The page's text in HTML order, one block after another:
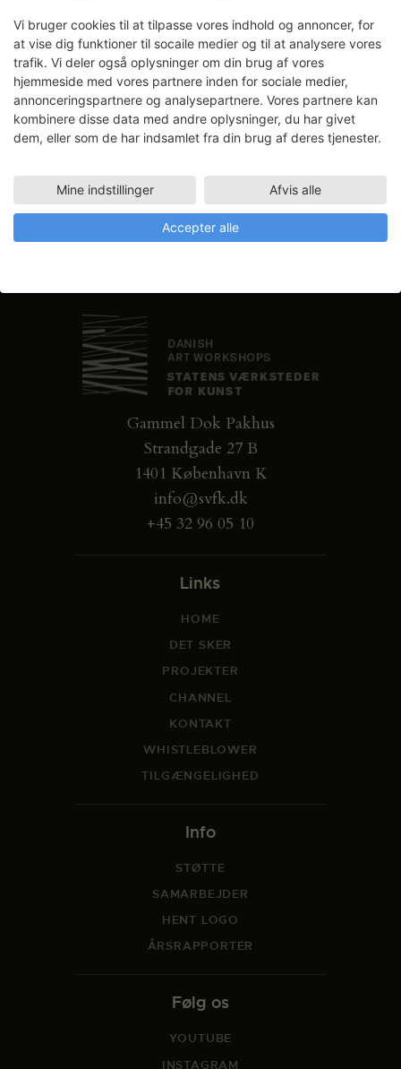
Nyhedsbrev
Få ansøgningsfrister, arrangementer
og artikler direkte i din indbakke.
Gammel Dok Pakhus
Strandgade 27 B
1401 København K
info@svfk.dk
+45 32 96 05 10
Links
HOME
DET SKER
PROJEKTER
CHANNEL
KONTAKT
WHISTLEBLOWER
TILGÆNGELIGHED
Info
STØTTE
SAMARBEJDER
HENT LOGO
ÅRSRAPPORTER
Følg os
YOUTUBE
INSTAGRAM
Vi bruger cookies til at tilpasse vores indhold og annoncer, for
at vise dig funktioner til socaile medier og til at analysere vores
trafik. Vi deler også oplysninger om din brug af vores
hjemmeside med vores partnere inden for sociale medier,
annonceringspartnere og analysepartnere. Vores partnere kan
kombinere disse data med andre oplysninger, du har givet
dem, eller som de har indsamlet fra din brug af deres tjenester.
Mine indstillinger Afvis alle
Accepter alle